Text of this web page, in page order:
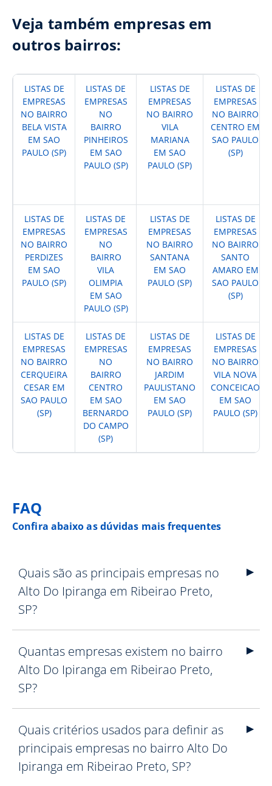
Veja também empresas em
outros bairros:
LISTAS DE
EMPRESAS
NO BAIRRO
BELA VISTA
EM SAO
PAULO (SP)
LISTAS DE
EMPRESAS
NO
BAIRRO
PINHEIROS
EM SAO
PAULO (SP)
LISTAS DE
EMPRESAS
NO BAIRRO
VILA
MARIANA
EM SAO
PAULO (SP)
LISTAS DE
EMPRESAS
NO BAIRRO
CENTRO EM
SAO PAULO
(SP)
LISTAS DE
EMPRESAS
NO BAIRRO
PERDIZES
EM SAO
PAULO (SP)
LISTAS DE
EMPRESAS
NO
BAIRRO
VILA
OLIMPIA
EM SAO
PAULO (SP)
LISTAS DE
EMPRESAS
NO BAIRRO
SANTANA
EM SAO
PAULO (SP)
LISTAS DE
EMPRESAS
NO BAIRRO
SANTO
AMARO EM
SAO PAULO
(SP)
LISTAS DE
EMPRESAS
NO BAIRRO
CERQUEIRA
CESAR EM
SAO PAULO
(SP)
LISTAS DE
EMPRESAS
NO
BAIRRO
CENTRO
EM SAO
BERNARDO
DO CAMPO
(SP)
LISTAS DE
EMPRESAS
NO BAIRRO
JARDIM
PAULISTANO
EM SAO
PAULO (SP)
LISTAS DE
EMPRESAS
NO BAIRRO
VILA NOVA
CONCEICAO
EM SAO
PAULO (SP)
FAQ
Confira abaixo as dúvidas mais frequentes
Quais são as principais empresas no
Alto Do Ipiranga em Ribeirao Preto,
SP?
Quantas empresas existem no bairro
Alto Do Ipiranga em Ribeirao Preto,
SP?
Quais critérios usados para definir as
principais empresas no bairro Alto Do
Ipiranga em Ribeirao Preto, SP?